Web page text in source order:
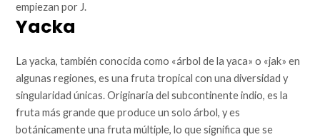
empiezan por J.
Yacka
La yacka, también conocida como «árbol de la yaca» o «jak» en
algunas regiones, es una fruta tropical con una diversidad y
singularidad únicas. Originaria del subcontinente indio, es la
fruta más grande que produce un solo árbol, y es
botánicamente una fruta múltiple, lo que significa que se